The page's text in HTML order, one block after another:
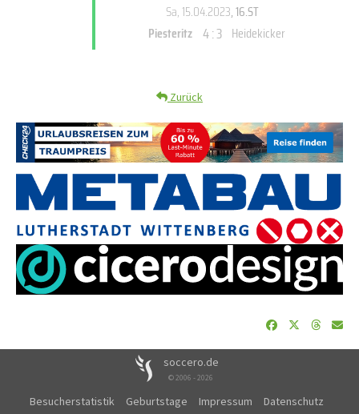
Sa, 15.04.2023, 16.ST
Piesteritz 4 : 3 Heidekicker
Zurück
soccero.de
© 2006 - 2026
Besucherstatistik Geburtstage Impressum
Datenschutz